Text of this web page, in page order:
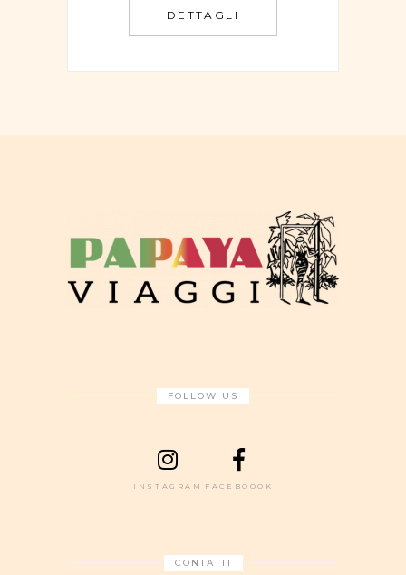
DETTAGLI
FOLLOW US
INSTAGRAM FACEBOOOK
CONTATTI